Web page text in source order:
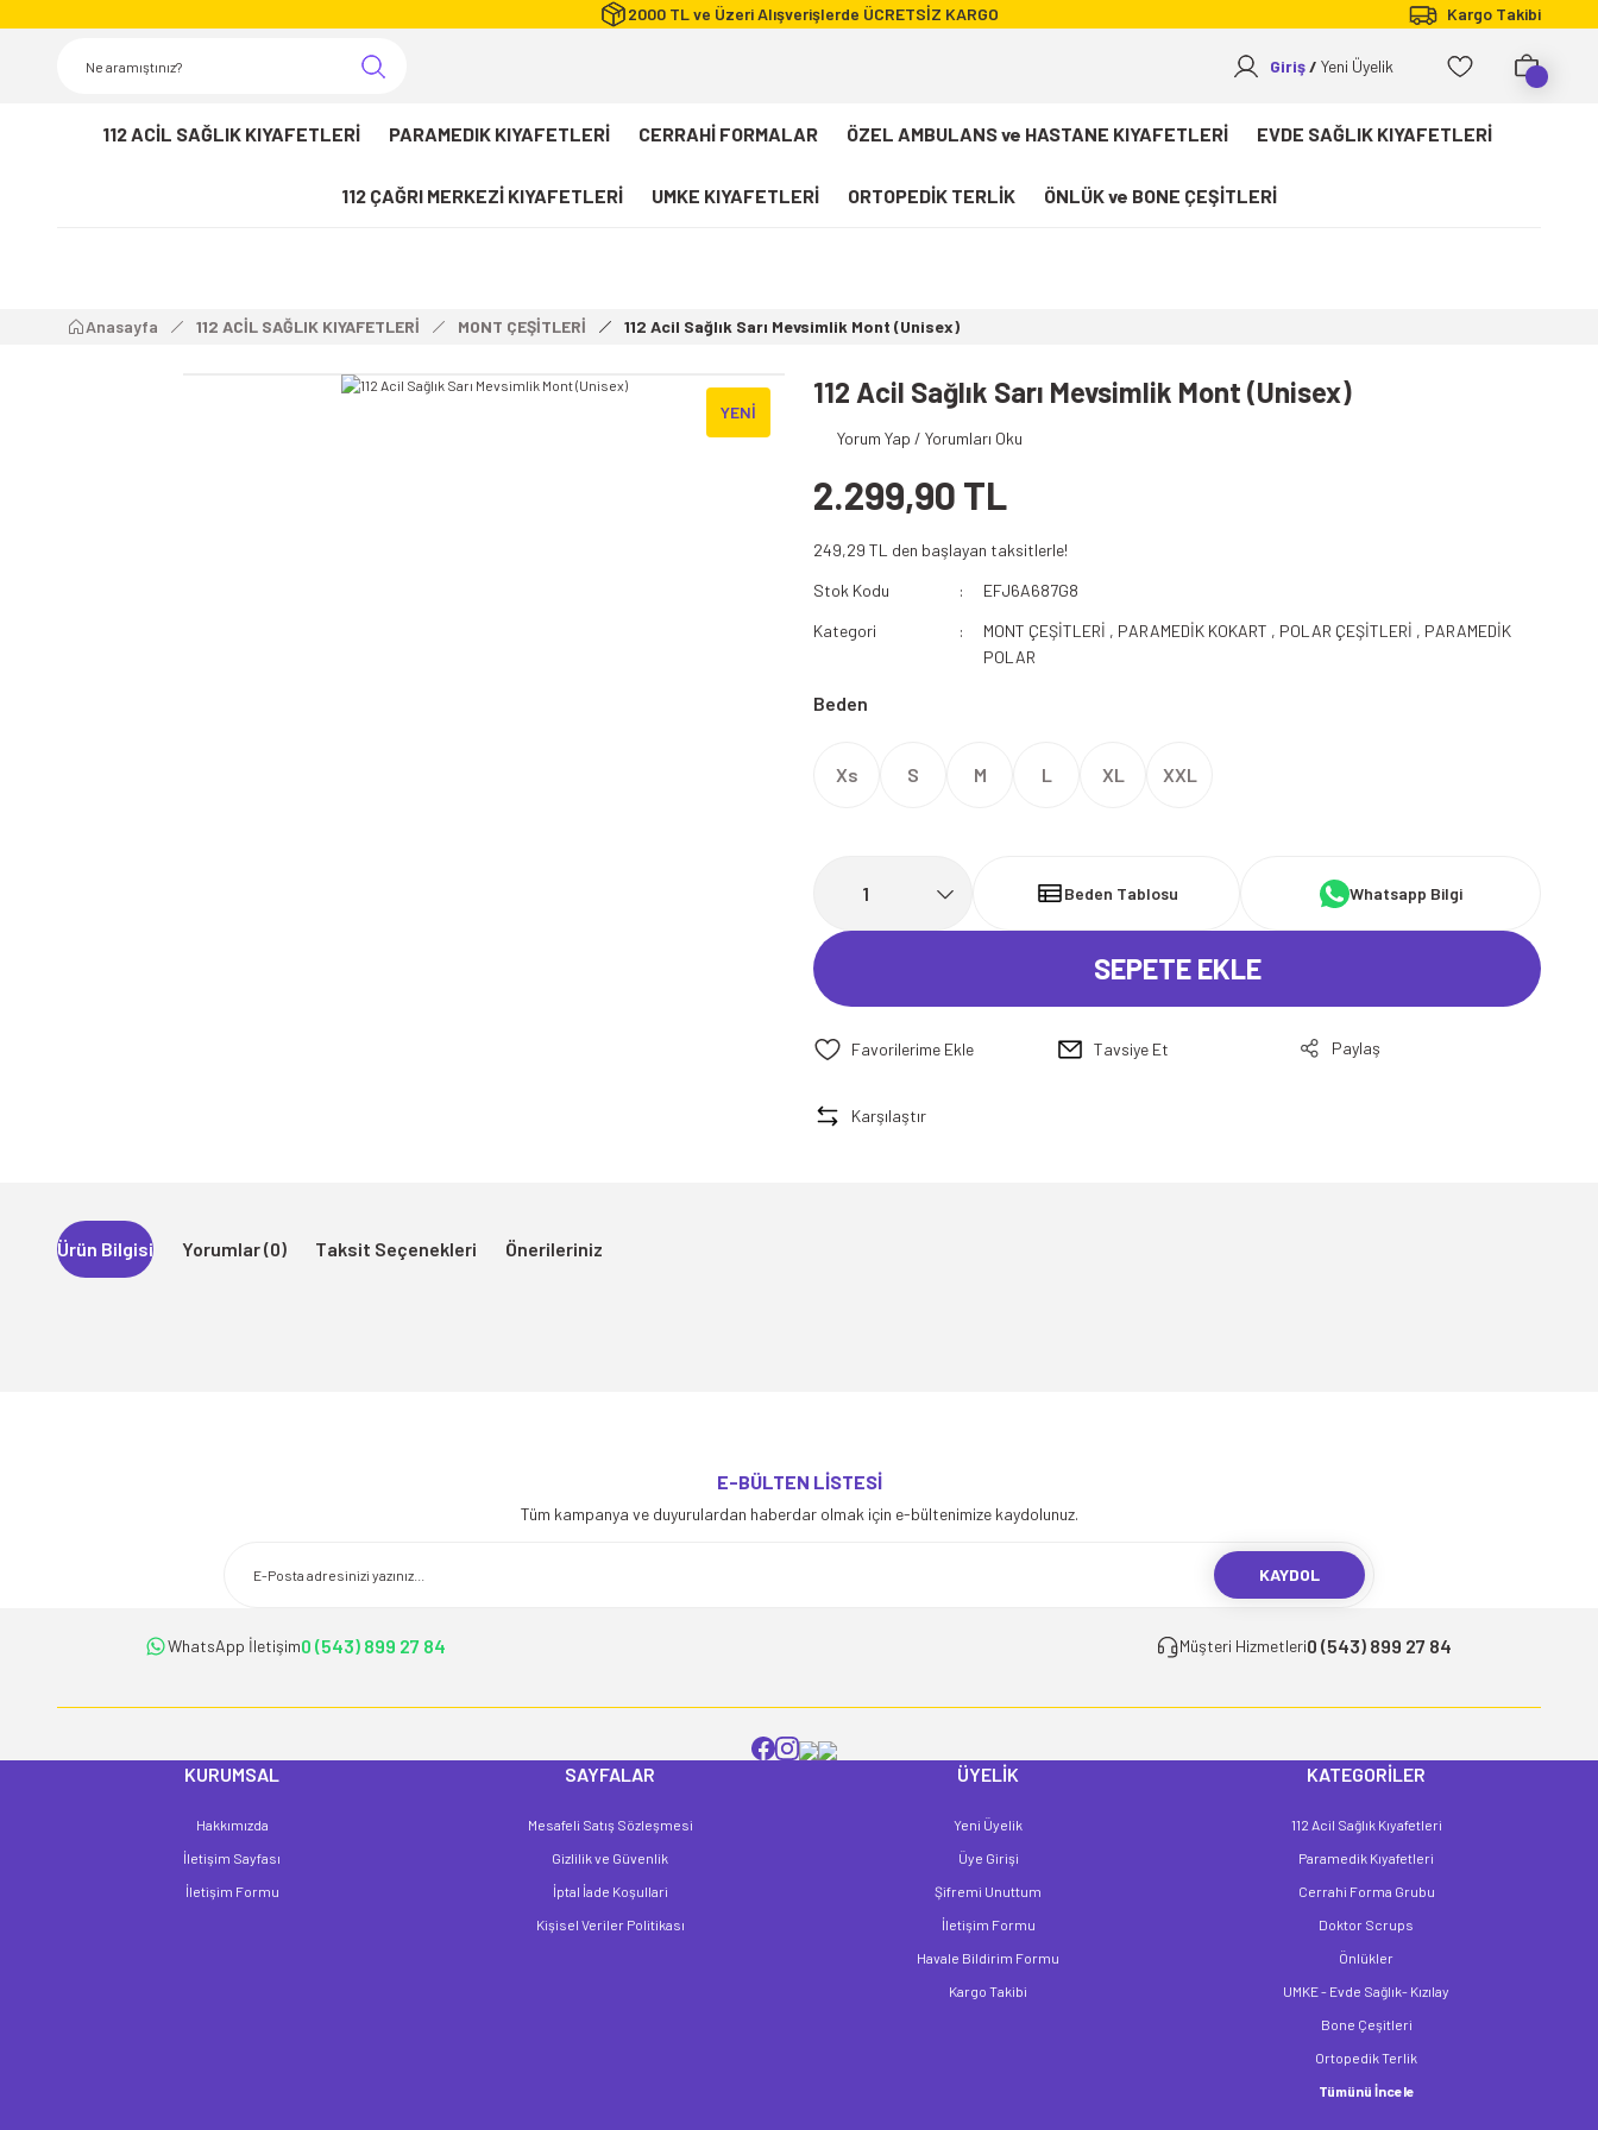
2000 TL ve Üzeri Alışverişlerde ÜCRETSİZ KARGO Kargo Takibi
Giriş Yeni Üyelik
112 ACİL SAĞLIK KIYAFETLERİ PARAMEDIK KIYAFETLERİ CERRAHİ FORMALAR ÖZEL AMBULANS ve HASTANE KIYAFETLERİ EVDE SAĞLIK KIYAFETLERİ
112 ÇAĞRI MERKEZİ KIYAFETLERİ UMKE KIYAFETLERİ ORTOPEDİK TERLİK ÖNLÜK ve BONE ÇEŞİTLERİ
Paramedik T-shirt
112 Acil Sağlık Pantolon
112 Paramedik Yelek
112 Acil Sağlık Polar
Paramedik Swit
Anasayfa 112 ACİL SAĞLIK KIYAFETLERİ MONT ÇEŞİTLERİ 112 Acil Sağlık Sarı Mevsimlik Mont (Unisex)
YENİ
112 Acil Sağlık Sarı Mevsimlik Mont (Unisex)
Yorum Yap / Yorumları Oku
2.299,90 TL
249,29 TL den başlayan taksitlerle!
Stok Kodu
EFJ6A687G8
Kategori
MONT ÇEŞİTLERİ , PARAMEDİK KOKART , POLAR ÇEŞİTLERİ , PARAMEDİK
POLAR
Beden
Xs S M L XL XXL
Beden Tablosu Whatsapp Bilgi
SEPETE EKLE
Tavsiye Et Paylaş
Karşılaştır
Ürün Bilgisi Yorumlar (0) Taksit Seçenekleri Önerileriniz
Ürün açıklamasında eksik bilgiler bulunuyor.
Ürün fiyatı diğer sitelerden daha pahalı.
E-BÜLTEN LİSTESİ
Tüm kampanya ve duyurulardan haberdar olmak için e-bültenimize kaydolunuz.
KAYDOL
WhatsApp İletişim0 (543) 899 27 84 Müşteri Hizmetleri0 (543) 899 27 84
KURUMSAL
Hakkımızda
İletişim Sayfası
İletişim Formu
SAYFALAR
Mesafeli Satış Sözleşmesi
Gizlilik ve Güvenlik
İptal İade Koşullari
Kişisel Veriler Politikası
ÜYELİK
Yeni Üyelik
Üye Girişi
Şifremi Unuttum
İletişim Formu
Havale Bildirim Formu
Kargo Takibi
KATEGORİLER
112 Acil Sağlık Kıyafetleri
Paramedik Kıyafetleri
Cerrahi Forma Grubu
Doktor Scrups
Önlükler
UMKE - Evde Sağlık- Kızılay
Bone Çeşitleri
Ortopedik Terlik
Tümünü İncele